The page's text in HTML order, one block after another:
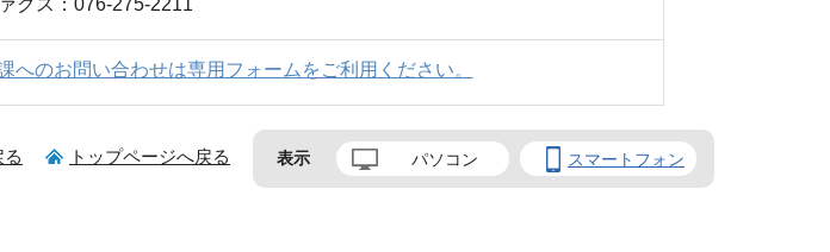
クス：076-275-2211
へのお問い合わせは専用フォームをご利用ください。
トップページへ戻る 表示 パソコン スマートフォン